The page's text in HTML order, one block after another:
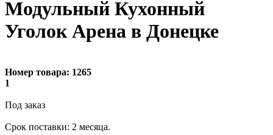
Модульный Кухонный
Уголок Арена в Донецке
Номер товара: 1265
1
Под заказ
Cрок поставки: 2 месяца.